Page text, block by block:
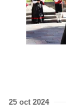
25 oct 2024